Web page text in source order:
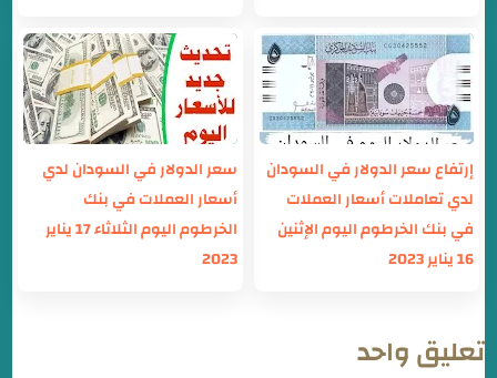
إرتفاع سعر الدولار في السودان
لدي تعاملات أسعار العملات
في بنك الخرطوم اليوم الإثنين
16 يناير 2023
سعر الدولار في السودان لدي
أسعار العملات في بنك
الخرطوم اليوم الثلاثاء 17 يناير
2023
تعليق واحد